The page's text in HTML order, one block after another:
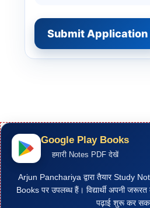
Submit Application
Google Play Books
हमारी Notes PDF देखें
Arjun Panchariya द्वारा तैयार Study
Books पर उपलब्ध हैं। विद्यार्थी अपनी
पढ़ाई शुरू कर